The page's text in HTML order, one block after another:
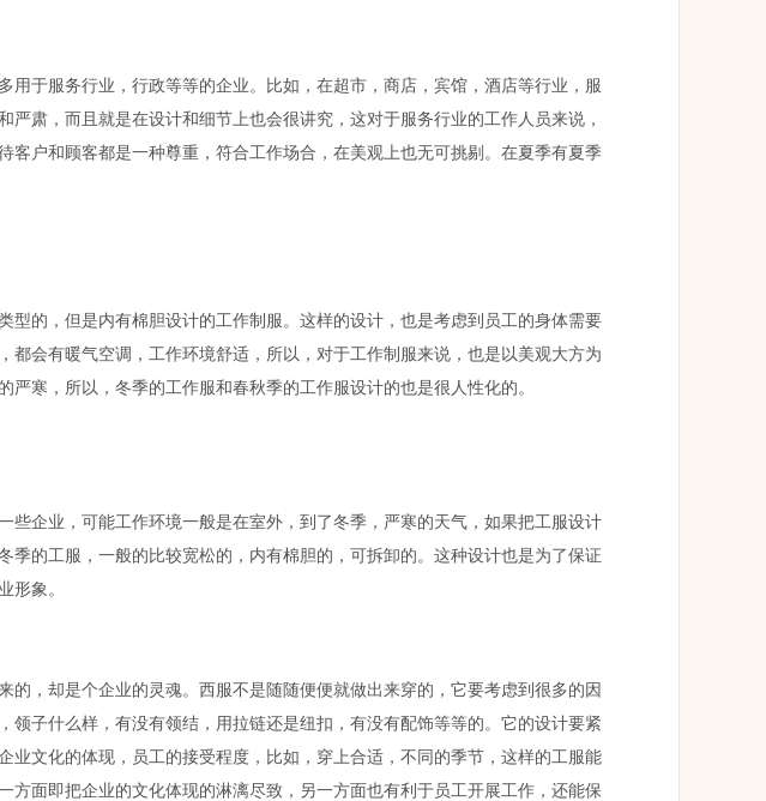
用于服务行业，行政等等的企业。比如，在超市，商店，宾馆，酒店等行业，服
严肃，而且就是在设计和细节上也会很讲究，这对于服务行业的工作人员来说，
客户和顾客都是一种尊重，符合工作场合，在美观上也无可挑剔。在夏季有夏季
型的，但是内有棉胆设计的工作制服。这样的设计，也是考虑到员工的身体需要
都会有暖气空调，工作环境舒适，所以，对于工作制服来说，也是以美观大方为
严寒，所以，冬季的工作服和春秋季的工作服设计的也是很人性化的。
些企业，可能工作环境一般是在室外，到了冬季，严寒的天气，如果把工服设计
季的工服，一般的比较宽松的，内有棉胆的，可拆卸的。这种设计也是为了保证
形象。
的，却是个企业的灵魂。西服不是随随便便就做出来穿的，它要考虑到很多的因
领子什么样，有没有领结，用拉链还是纽扣，有没有配饰等等的。它的设计要紧
业文化的体现，员工的接受程度，比如，穿上合适，不同的季节，这样的工服能
方面即把企业的文化体现的淋漓尽致，另一方面也有利于员工开展工作，还能保